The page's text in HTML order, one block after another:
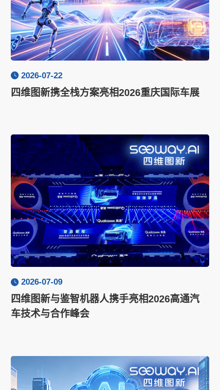
2026-07-22
四维图新携全栈方案亮相2026重庆国际车展
2026-07-09
四维图新与鉴智机器人携手亮相2026高通汽
车技术与合作峰会